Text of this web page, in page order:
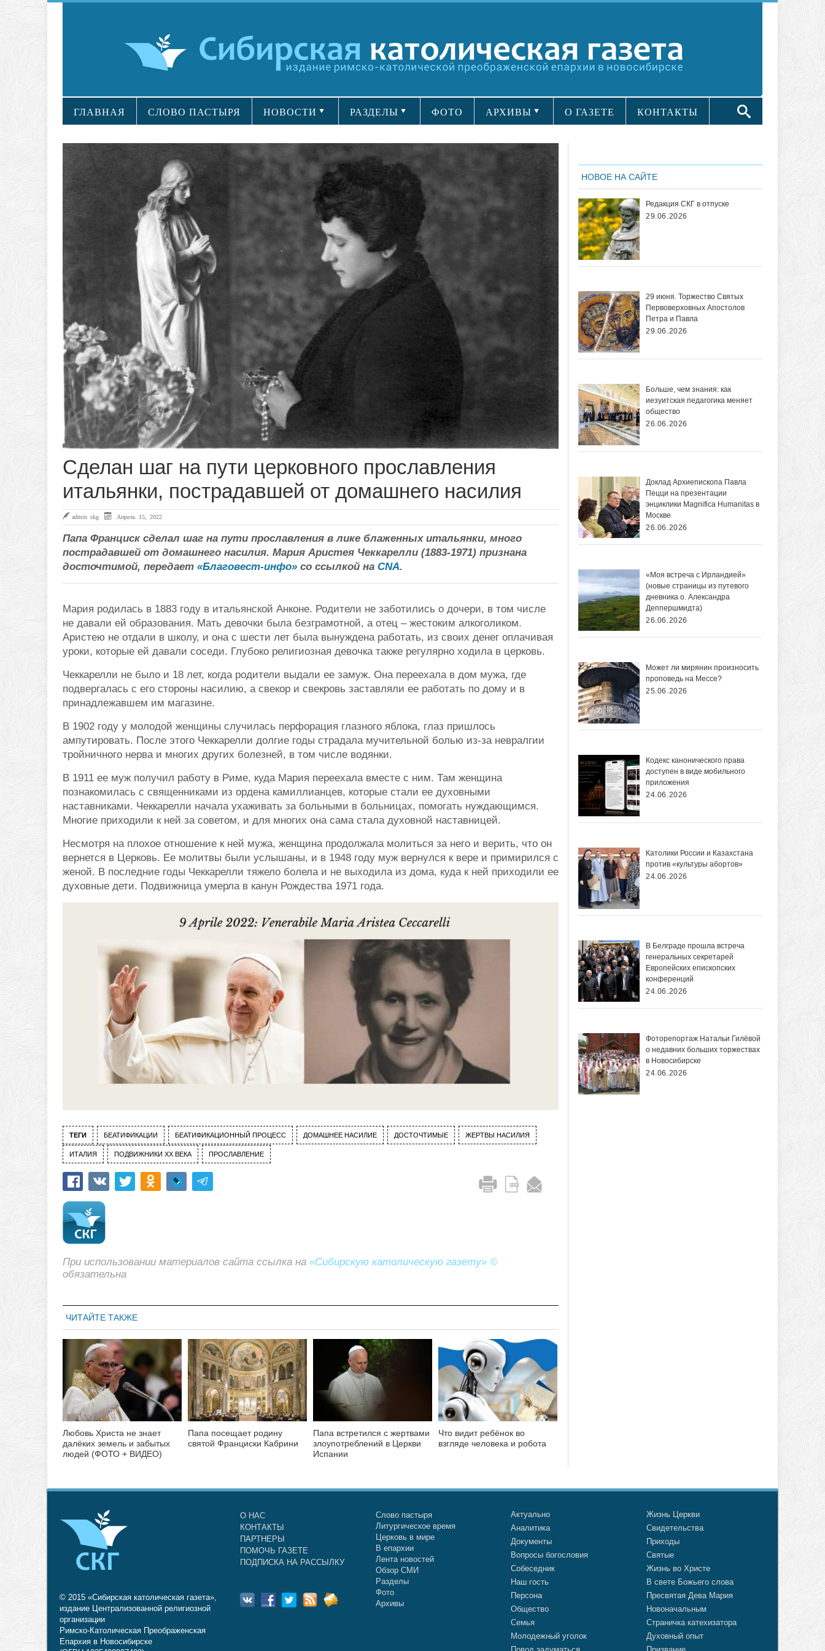
ГЛАВНАЯ СЛОВО ПАСТЫРЯ НОВОСТИ РАЗДЕЛЫ ФОТО АРХИВЫ О ГАЗЕТЕ КОНТАКТЫ
Сделан шаг на пути церковного прославления
итальянки, пострадавшей от домашнего насилия
admin skg Апрель 15, 2022
Папа Франциск сделал шаг на пути прославления в лике блаженных итальянки, много
пострадавшей от домашнего насилия. Мария Аристея Чеккарелли (1883-1971) признана
досточтимой, передает «Благовест-инфо» со ссылкой на CNA.
Мария родилась в 1883 году в итальянской Анконе. Родители не заботились о дочери, в том числе
не давали ей образования. Мать девочки была безграмотной, а отец – жестоким алкоголиком.
Аристею не отдали в школу, и она с шести лет была вынуждена работать, из своих денег оплачивая
уроки, которые ей давали соседи. Глубоко религиозная девочка также регулярно ходила в церковь.
Чеккарелли не было и 18 лет, когда родители выдали ее замуж. Она переехала в дом мужа, где
подвергалась с его стороны насилию, а свекор и свекровь заставляли ее работать по дому и в
принадлежавшем им магазине.
В 1902 году у молодой женщины случилась перфорация глазного яблока, глаз пришлось
ампутировать. После этого Чеккарелли долгие годы страдала мучительной болью из-за невралгии
тройничного нерва и многих других болезней, в том числе водянки.
В 1911 ее муж получил работу в Риме, куда Мария переехала вместе с ним. Там женщина
познакомилась с священниками из ордена камиллианцев, которые стали ее духовными
наставниками. Чеккарелли начала ухаживать за больными в больницах, помогать нуждающимся.
Многие приходили к ней за советом, и для многих она сама стала духовной наставницей.
Несмотря на плохое отношение к ней мужа, женщина продолжала молиться за него и верить, что он
вернется в Церковь. Ее молитвы были услышаны, и в 1948 году муж вернулся к вере и примирился с
женой. В последние годы Чеккарелли тяжело болела и не выходила из дома, куда к ней приходили ее
духовные дети. Подвижница умерла в канун Рождества 1971 года.
ТЕГИ БЕАТИФИКАЦИИ БЕАТИФИКАЦИОННЫЙ ПРОЦЕСС ДОМАШНЕЕ НАСИЛИЕ ДОСТОЧТИМЫЕ ЖЕРТВЫ НАСИЛИЯ
ИТАЛИЯ ПОДВИЖНИКИ XX ВЕКА ПРОСЛАВЛЕНИЕ
При использовании материалов сайта ссылка на «Сибирскую католическую газету» ©
обязательна
ЧИТАЙТЕ ТАКЖЕ
Любовь Христа не знает
далёких земель и забытых
людей (ФОТО + ВИДЕО)
Папа посещает родину
святой Франциски Кабрини
Папа встретился с жертвами
злоупотреблений в Церкви
Испании
Что видит ребёнок во
взгляде человека и робота
НОВОЕ НА САЙТЕ
Редакция СКГ в отпуске
29.06.2026
29 июня. Торжество Святых
Первоверховных Апостолов
Петра и Павла
29.06.2026
Больше, чем знания: как
иезуитская педагогика меняет
общество
26.06.2026
Доклад Архиепископа Павла
Пецци на презентации
энциклики Magnifica Нumanitas в
Москве
26.06.2026
«Моя встреча с Ирландией»
(новые страницы из путевого
дневника о. Александра
Деппершмидта)
26.06.2026
Может ли мирянин произносить
проповедь на Мессе?
25.06.2026
Кодекс канонического права
доступен в виде мобильного
приложения
24.06.2026
Католики России и Казахстана
против «культуры абортов»
24.06.2026
В Белграде прошла встреча
генеральных секретарей
Европейских епископских
конференций
24.06.2026
Фоторепортаж Натальи Гилёвой
о недавних больших торжествах
в Новосибирске
24.06.2026
© 2015 «Сибирская католическая газета»,
издание Централизованной религиозной
организации
Римско-Католическая Преображенская
Епархия в Новосибирске
О НАС
КОНТАКТЫ
ПАРТНЕРЫ
ПОМОЧЬ ГАЗЕТЕ
ПОДПИСКА НА РАССЫЛКУ
Слово пастыря
Литургическое время
Церковь в мире
В епархии
Лента новостей
Обзор СМИ
Разделы
Фото
Архивы
Актуально
Аналитика
Документы
Вопросы богословия
Собеседник
Наш гость
Персона
Общество
Семья
Молодежный уголок
Жизнь Церкви
Свидетельства
Приходы
Святые
Жизнь во Христе
В свете Божьего слова
Пресвятая Дева Мария
Новоначальным
Страничка катехизатора
Духовный опыт